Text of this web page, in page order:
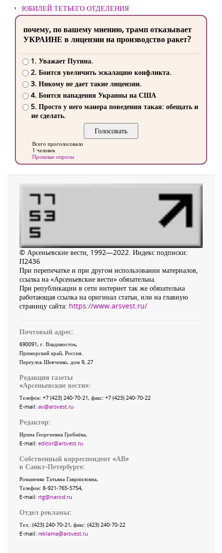
ЮБИЛЕЙ ТЕТЬЕГО ОТДЕЛЕНИЯ
почему, по вашему мнению, трамп отказывает
УКРАИНЕ в лицензии на производство ракет?
1. Уважает Путина.
2. Боится увеличить эскалацию конфликта.
3. Никому не дает такие лицензии.
4. Боится нападения Украины на США
5. Просто у него манера поведения такая: обещать и
не сделать.
Всего проголосовало
1 человек
Прошлые опросы
© Арсеньевские вести, 1992—2022. Индекс подписки:
П2436
При перепечатке и при другом использовании материалов,
ссылка на «Арсеньевские вести» обязательна.
При републикации в сети интернет так же обязательна
работающая ссылка на оригинал статьи, или на главную
страницу сайта: https://www.arsvest.ru/
Почтовый адрес:
690091, г. Владивосток,
Приморский край, Россия.
Переулок Шевченко, дом 9, 27
Редакция газеты
«Арсеньевские вести»:
Телефон: +7 (423) 240-70-21, факс: +7 (423) 240-70-22
E-mail: av@arsvest.ru
Редактор:
Ирина Георгиевна Гребнёва,
E-mail: editor@arsvest.ru
Собственный корреспондент «АВ»
в Санкт-Петербурге:
Романенко Татьяна Гаврииловна,
Телефон: 8-921-765-5754,
E-mail: rtg@narod.ru
Отдел рекламы:
Тел.: (423) 240-70-21, факс: (423) 240-70-22
E-mail: reklama@arsvest.ru